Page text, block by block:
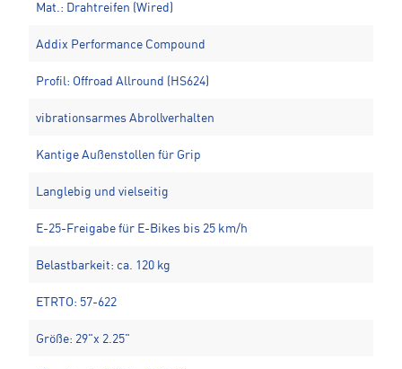
Mat.: Drahtreifen (Wired)
Addix Performance Compound
Profil: Offroad Allround (HS624)
vibrationsarmes Abrollverhalten
Kantige Außenstollen für Grip
Langlebig und vielseitig
E-25-Freigabe für E-Bikes bis 25 km/h
Belastbarkeit: ca. 120 kg
ETRTO: 57-622
Größe: 29"x 2.25"